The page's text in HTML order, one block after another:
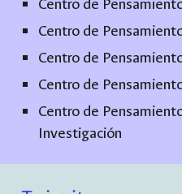
Centro de
Centro de
Centro de
Centro de
Centro de
Investigación